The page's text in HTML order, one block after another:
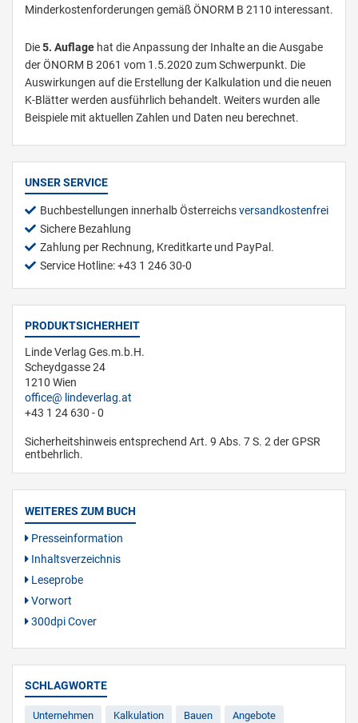
Minderkostenforderungen gemäß ÖNORM B 2110 interessant.
Die5. Auflage hat die Anpassung der Inhalte an die Ausgabe
der ÖNORM B 2061 vom 1.5.2020 zum Schwerpunkt. Die
Auswirkungen auf die Erstellung der Kalkulation und die neuen
K-Blätter werden ausführlich behandelt. Weiters wurden alle
Beispiele mit aktuellen Zahlen und Daten neu berechnet.
UNSER SERVICE
Buchbestellungen innerhalb Österreichsversandkostenfrei
Sichere Bezahlung
Zahlung per Rechnung, Kreditkarte und PayPal.
Service Hotline: +43 1 246 30-0
PRODUKTSICHERHEIT
Linde Verlag Ges.m.b.H.
Scheydgasse 24
1210 Wien
office
lindeverlag.at
+43 1 24 630 - 0
Sicherheitshinweis entsprechend Art. 9 Abs. 7 S. 2 der GPSR
entbehrlich.
WEITERES ZUM BUCH
Presseinformation
Inhaltsverzeichnis
Leseprobe
Vorwort
300dpi Cover
SCHLAGWORTE
Unternehmen Kalkulation Bauen Angebote